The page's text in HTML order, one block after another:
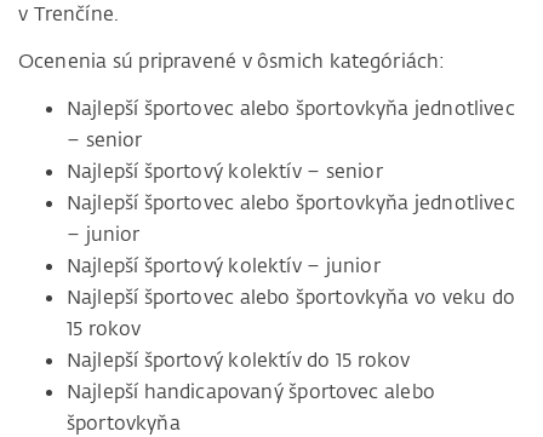
v Trenčíne.
Ocenenia sú pripravené v ôsmich kategóriách:
Najlepší športovec alebo športovkyňa jednotlivec
– senior
Najlepší športový kolektív – senior
Najlepší športovec alebo športovkyňa jednotlivec
– junior
Najlepší športový kolektív – junior
Najlepší športovec alebo športovkyňa vo veku do
15 rokov
Najlepší športový kolektív do 15 rokov
Najlepší handicapovaný športovec alebo
športovkyňa